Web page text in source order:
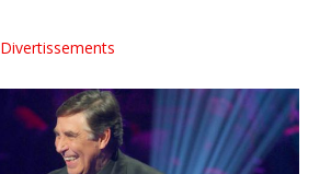
Divertissements